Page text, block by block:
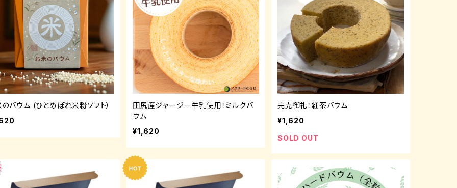
バウム (ひとめぼれ米粉ソフト）
田尻産ジャージー牛乳使用！ミルクバ
ウム
¥1,620
完売御礼！紅茶バウム
¥1,620
SOLD OUT